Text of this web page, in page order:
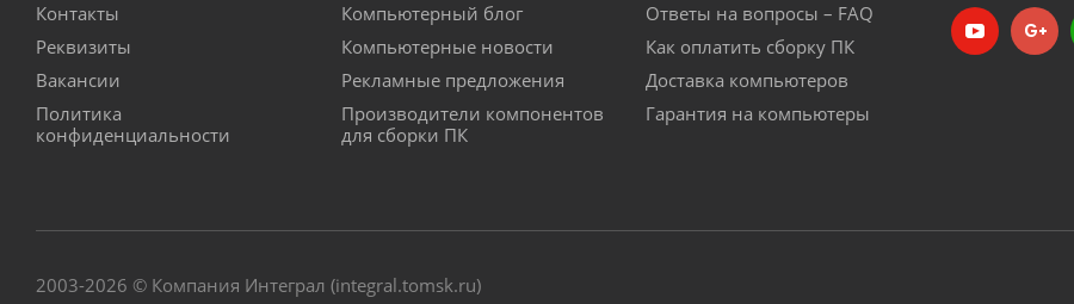
Контакты
Реквизиты
Вакансии
Политика
конфиденциальности
Компьютерный блог
Компьютерные новости
Рекламные предложения
Производители компонентов
для сборки ПК
Ответы на вопросы – FAQ
Как оплатить сборку ПК
Доставка компьютеров
Гарантия на компьютеры
2003-2026 © Компания Интеграл (integral.tomsk.ru)